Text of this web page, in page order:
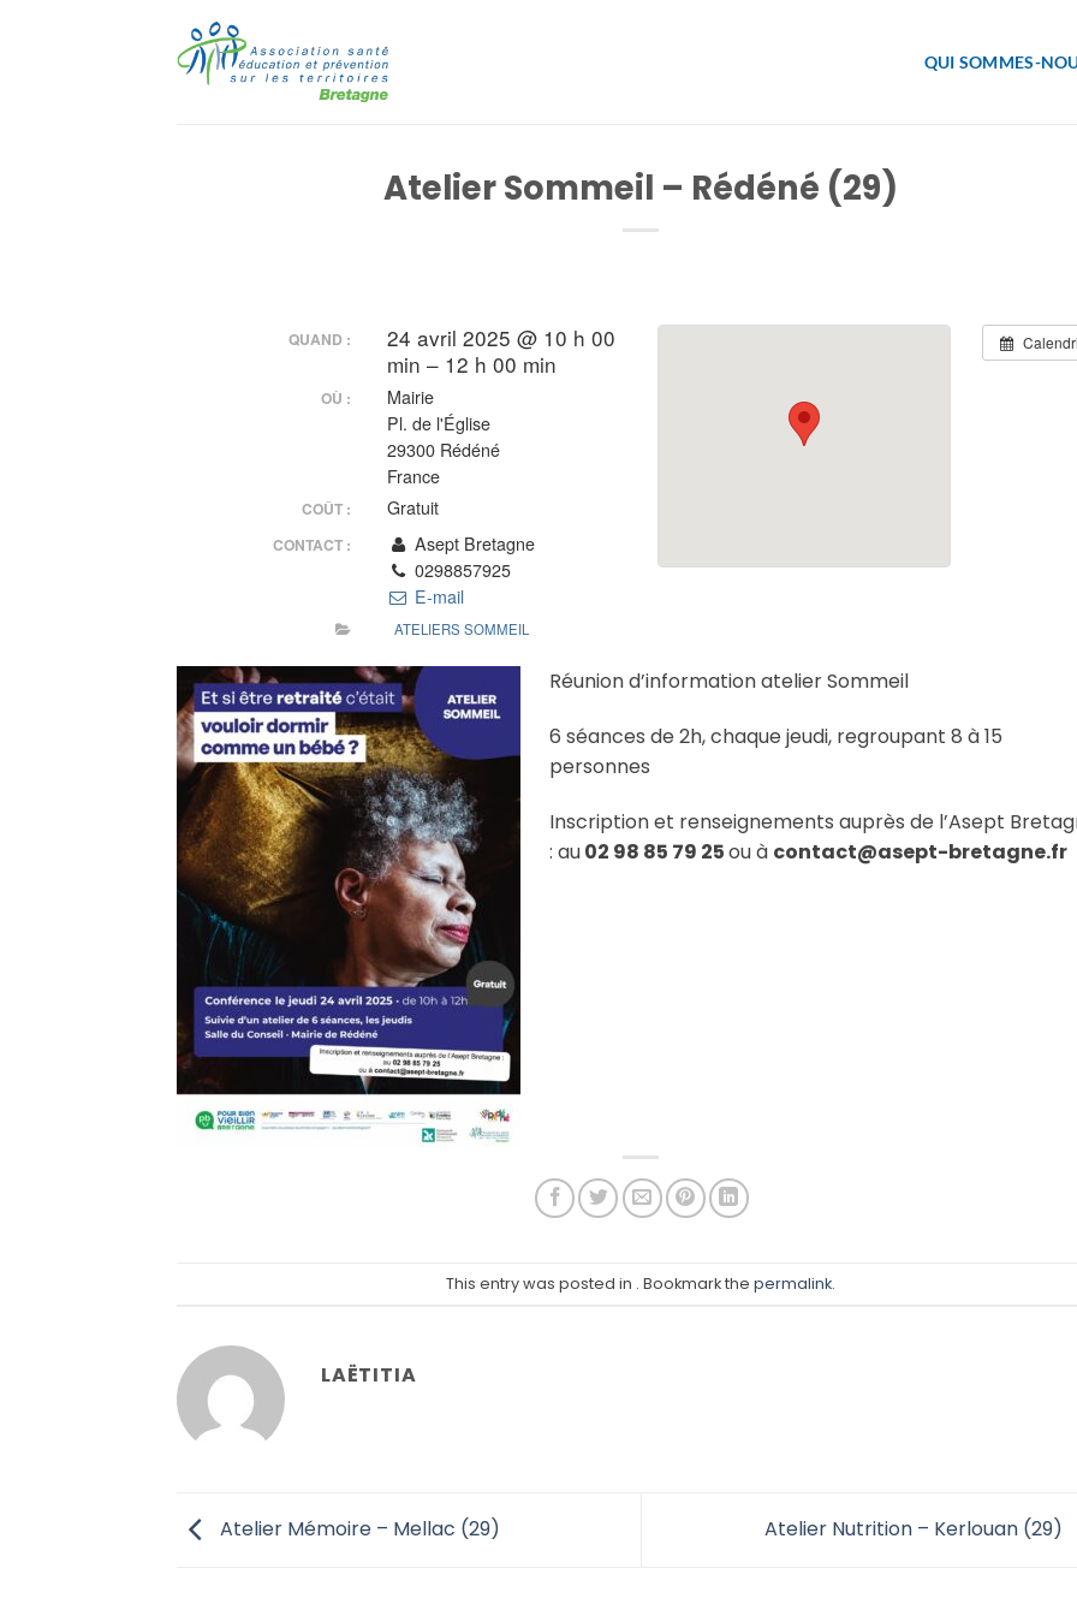
QUI SOMMES-
Atelier Sommeil – Rédéné (29)
QUAND :
24 avril 2025 @ 10 h 00
min – 12 h 00 min
OÙ :
Mairie
Pl. de l'Église
29300 Rédéné
France
COÛT : Gratuit
CONTACT :
Asept Bretagne
0298857925
E-mail
ATELIERS SOMMEIL
Réunion d’information atelier Sommeil
6 séances de 2h, chaque jeudi, regroupant 8 à 15
personnes
Inscription et renseignements auprès de l’Asept
: au02 98 85 79 25ou à contact@asept-bretagne.fr
This entry was posted in . Bookmark thepermalink.
LAËTITIA
Atelier Mémoire – Mellac (29) Atelier Nutrition – Kerlouan (29)